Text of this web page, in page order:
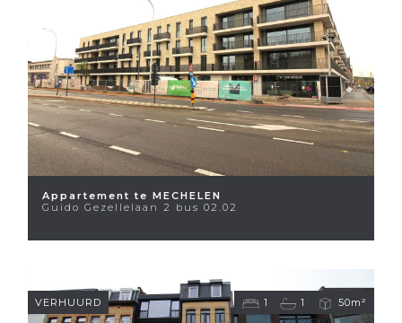
Appartement te MECHELEN
Guido Gezellelaan 2 bus 02.02
1 1 50m²
VERHUURD